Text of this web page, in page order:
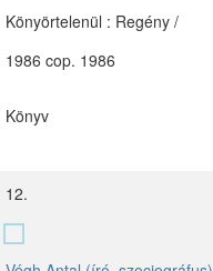
Könyörtelenül : Regény /
1986 cop. 1986
Könyv
12.